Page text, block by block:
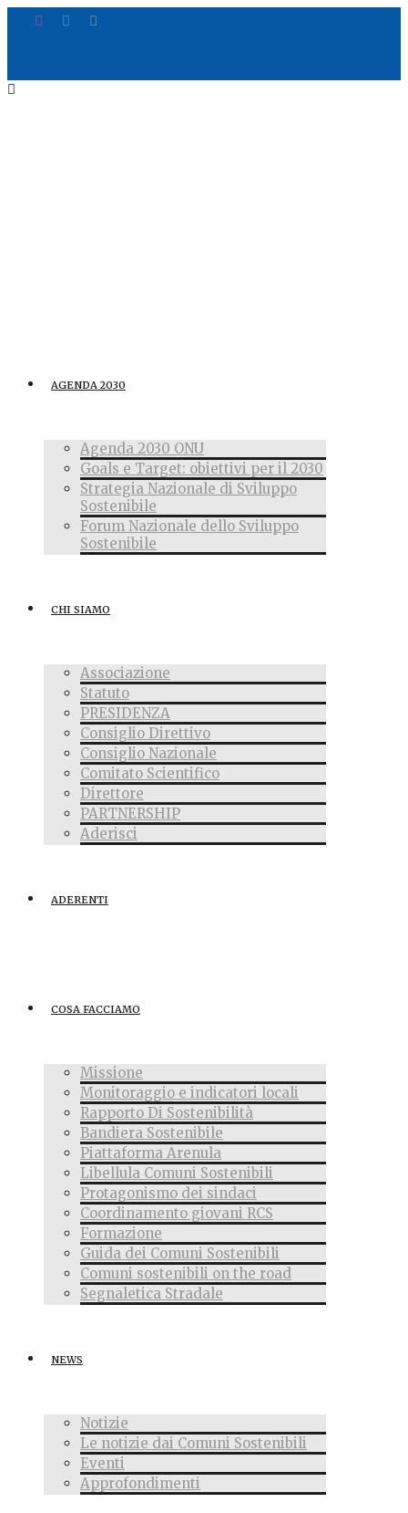
AGENDA 2030
Agenda 2030 ONU
Goals e Target: obiettivi per il 2030
Strategia Nazionale di Sviluppo
Sostenibile
Forum Nazionale dello Sviluppo
Sostenibile
CHI SIAMO
Associazione
Statuto
PRESIDENZA
Consiglio Direttivo
Consiglio Nazionale
Comitato Scientifico
Direttore
PARTNERSHIP
Aderisci
ADERENTI
COSA FACCIAMO
Missione
Monitoraggio e indicatori locali
Rapporto Di Sostenibilità
Bandiera Sostenibile
Piattaforma Arenula
Libellula Comuni Sostenibili
Protagonismo dei sindaci
Coordinamento giovani RCS
Formazione
Guida dei Comuni Sostenibili
Comuni sostenibili on the road
Segnaletica Stradale
NEWS
Notizie
Le notizie dai Comuni Sostenibili
Eventi
Approfondimenti